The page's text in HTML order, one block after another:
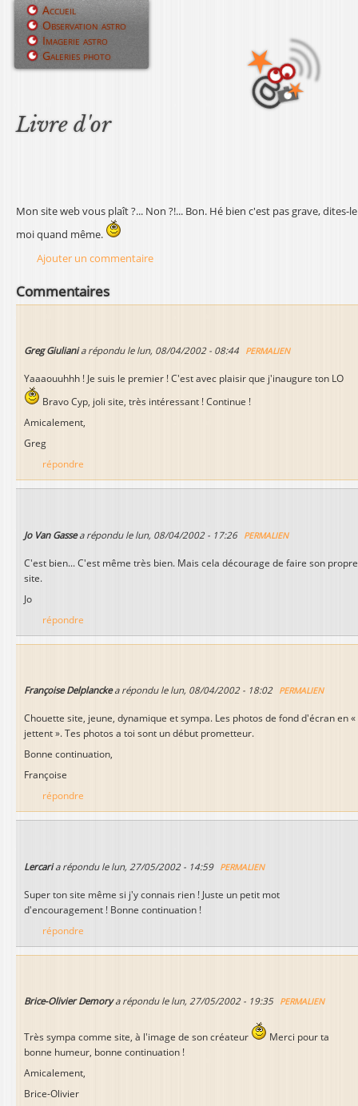
Jump to navigation
Livre d'or
Mon site web vous plaît ?... Non ?!... Bon. Hé bien c'est pas grave, dites-le
moi quand même.
Ajouter un commentaire
Commentaires
Greg Giuliania répondu le lun, 08/04/2002 - 08:44 PERMALIEN
Yaaaouuhhh ! Je suis le premier ! C'est avec plaisir que j'inaugure ton LO
Bravo Cyp, joli site, très intéressant ! Continue !
Amicalement,
Greg
répondre
Jo Van Gassea répondu le lun, 08/04/2002 - 17:26 PERMALIEN
C'est bien... C'est même très bien. Mais cela décourage de faire son propre
site.
Jo
répondre
Françoise Delplanckea répondu le lun, 08/04/2002 - 18:02 PERMALIEN
Chouette site, jeune, dynamique et sympa. Les photos de fond d'écran en «
jettent ». Tes photos a toi sont un début prometteur.
Bonne continuation,
Françoise
répondre
Lercaria répondu le lun, 27/05/2002 - 14:59 PERMALIEN
Super ton site même si j'y connais rien ! Juste un petit mot
d'encouragement ! Bonne continuation !
répondre
Brice-Olivier Demorya répondu le lun, 27/05/2002 - 19:35 PERMALIEN
Très sympa comme site, à l'image de son créateur
Merci pour ta
bonne humeur, bonne continuation !
Amicalement,
Brice-Olivier
M
u
i
n
i
Accueil
Observation astro
Imagerie astro
Galeries photo